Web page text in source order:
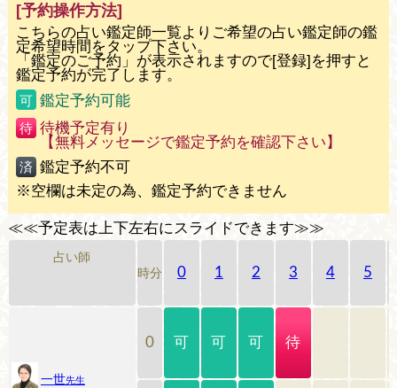
[予約操作方法]
こちらの占い鑑定師一覧よりご希望の占い鑑定師の鑑
定希望時間をタップ下さい。
「鑑定のご予約」が表示されますので[登録]を押すと
鑑定予約が完了します。
可 鑑定予約可能
待 待機予定有り
【無料メッセージで鑑定予約を確認下さい】
済 鑑定予約不可
※空欄は未定の為、鑑定予約できません
≪≪予定表は上下左右にスライドできます≫≫
占い師
時分
0 1 2 3 4 5
一世先生
0 可 可 可 待